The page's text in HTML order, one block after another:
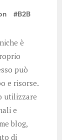
#B2B
è
può
e risorse.
utilizzare
e
blog,
di